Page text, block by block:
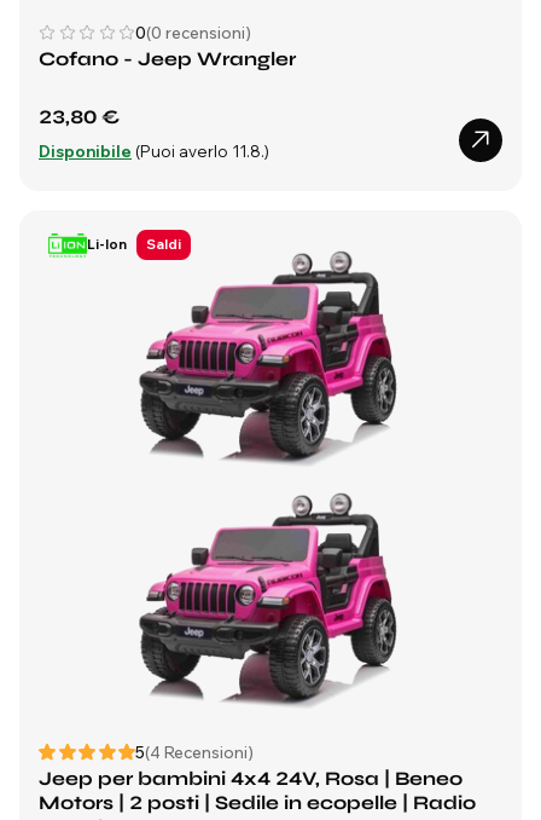
0(0 recensioni)
Cofano - Jeep Wrangler
23,80 €
Disponibile (Puoi averlo 11.8.)
Li-Ion Saldi
5(4 Recensioni)
Jeep per bambini 4x4 24V, Rosa | Beneo
Motors | 2 posti | Sedile in ecopelle | Radio